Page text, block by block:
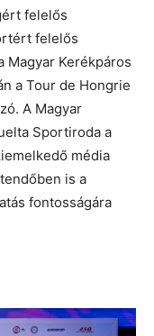
felelős
felelős
Magyar Kerékpáros
a Tour de Hongrie
A Magyar
Sportiroda a
média
is a
fontosságára